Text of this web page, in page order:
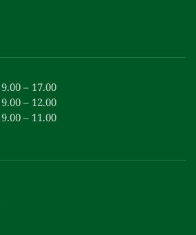
9.00 – 17.00
9.00 – 12.00
9.00 – 11.00